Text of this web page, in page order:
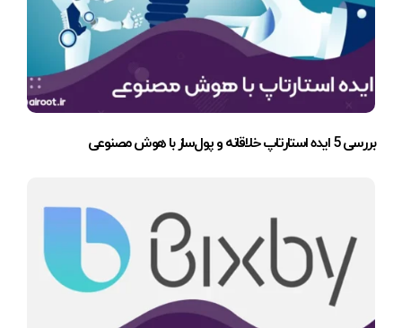
بررسی 5 ایده استارتاپ خلاقانه و پول‌ساز با هوش مصنوعی